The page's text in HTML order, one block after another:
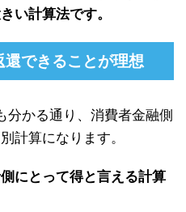
い計算法です。
できることが理想
分かる通り、消費者金融側
計算になります。
にとって得と言える計算